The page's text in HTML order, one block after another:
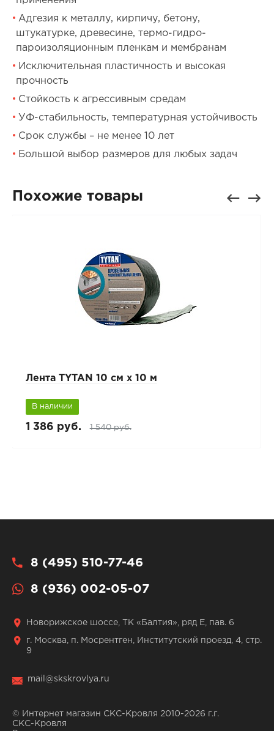
Адгезия к металлу, кирпичу, бетону,
штукатурке, древесине, термо-гидро-
пароизоляционным пленкам и мембранам
Исключительная пластичность и высокая
прочность
Стойкость к агрессивным средам
УФ-стабильность, температурная устойчивость
Срок службы – не менее 10 лет
Большой выбор размеров для любых задач
Похожие товары
Лента TYTAN 10 см х 10 м
В наличии
1 386 руб. 1 540 руб.
8 (495) 510-77-46
8 (936) 002-05-07
Новорижское шоссе, ТК «Балтия», ряд Е, пав. 6
г. Москва, п. Мосрентген, Институтский проезд, 4, стр.
9
mail@skskrovlya.ru
© Интернет магазин СКС-Кровля 2010-2026 г.г.
СКС-Кровля